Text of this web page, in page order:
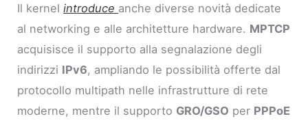
Il kernelintroduce anche diverse novità dedicate
al networking e alle architetture hardware. MPTCP
acquisisce il supporto alla segnalazione degli
indirizzi IPv6, ampliando le possibilità offerte dal
protocollo multipath nelle infrastrutture di rete
moderne, mentre il supporto GRO/GSO per PPPoE